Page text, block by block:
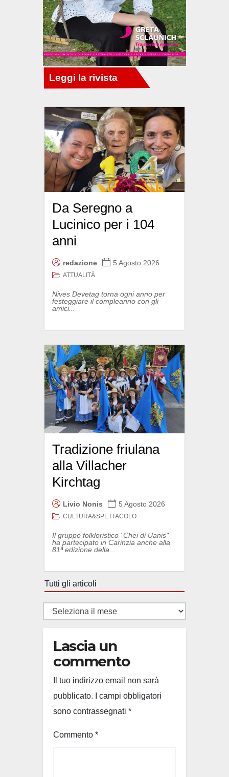
Da Seregno a
Lucinico per i 104
anni
redazione 5 Agosto 2026
ATTUALITÀ
Nives Devetag torna ogni anno per
festeggiare il compleanno con gli
amici...
Tradizione friulana
alla Villacher
Kirchtag
Livio Nonis 5 Agosto 2026
CULTURA&SPETTACOLO
Il gruppo folkloristico "Chei di Uanis"
ha partecipato in Carinzia anche alla
81ª edizione della...
Tutti gli articoli
Tutti
articoliLascia un
commento
Il tuo indirizzo email non sarà
pubblicato.
I campi obbligatori
sono contrassegnati *
Commento *